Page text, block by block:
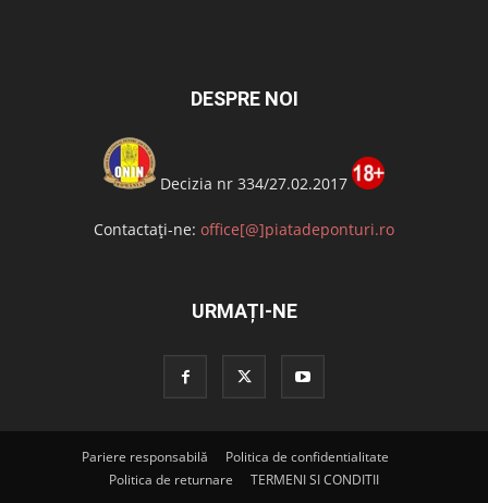
DESPRE NOI
Decizia nr 334/27.02.2017
Contactați-ne: office[@]piatadeponturi.ro
URMAȚI-NE
Pariere responsabilă
Politica de confidentialitate
Politica de returnare
TERMENI SI CONDITII